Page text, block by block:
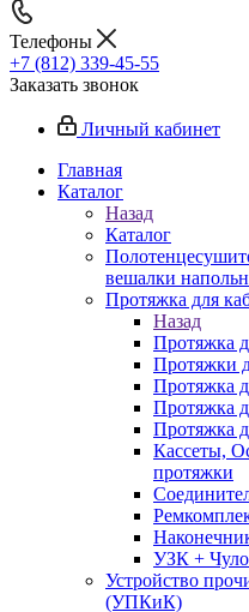
Телефоны
+7 (812) 339-45-55
Заказать звонок
Личный кабинет
Главная
Каталог
Назад
Каталог
вешалки
Протяжка для
Назад
Протяжка
Протяжки
Протяжка
Протяжка
Протяжка
Кассеты,
протяжки
УЗК +
Устройство
(УПКиК)